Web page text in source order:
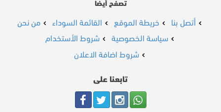
تصفح أيضا
أتصل بنا خريطة الموقع القائمة السوداء
من نحن
سياسة الخصوصية
شروط الأستخدام
شروط اضافة الاعلان
تابعنا على